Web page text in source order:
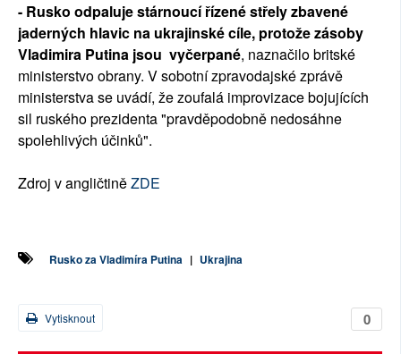
- Rusko odpaluje stárnoucí řízené střely zbavené
jaderných hlavic na ukrajinské cíle, protože zásoby
Vladimira Putina jsou vyčerpané, naznačilo britské
ministerstvo obrany. V sobotní zpravodajské zprávě
ministerstva se uvádí, že zoufalá improvizace bojujících
sil ruského prezidenta "pravděpodobně nedosáhne
spolehlivých účinků".
Zdroj v angličtiněZDE
Rusko za Vladimíra Putina | Ukrajina
0
Vytisknout